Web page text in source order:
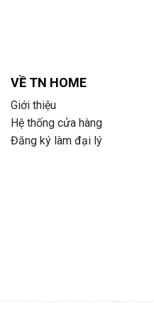
VỀ TN HOME
Giới thiệu
Hệ thống cửa hàng
Đăng ký làm đại lý